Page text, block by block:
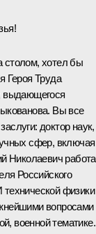
хотел бы
Героя Труда
выдающегося
Вы все
доктор наук,
сфер, включая
Николаевич
Российского
физики
вопросами
военной тематике.